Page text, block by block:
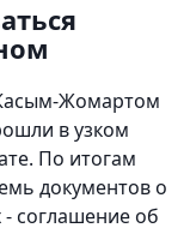
Жомартом
в узком
По итогам
документов о
- соглашение об